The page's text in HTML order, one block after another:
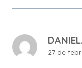
27 de